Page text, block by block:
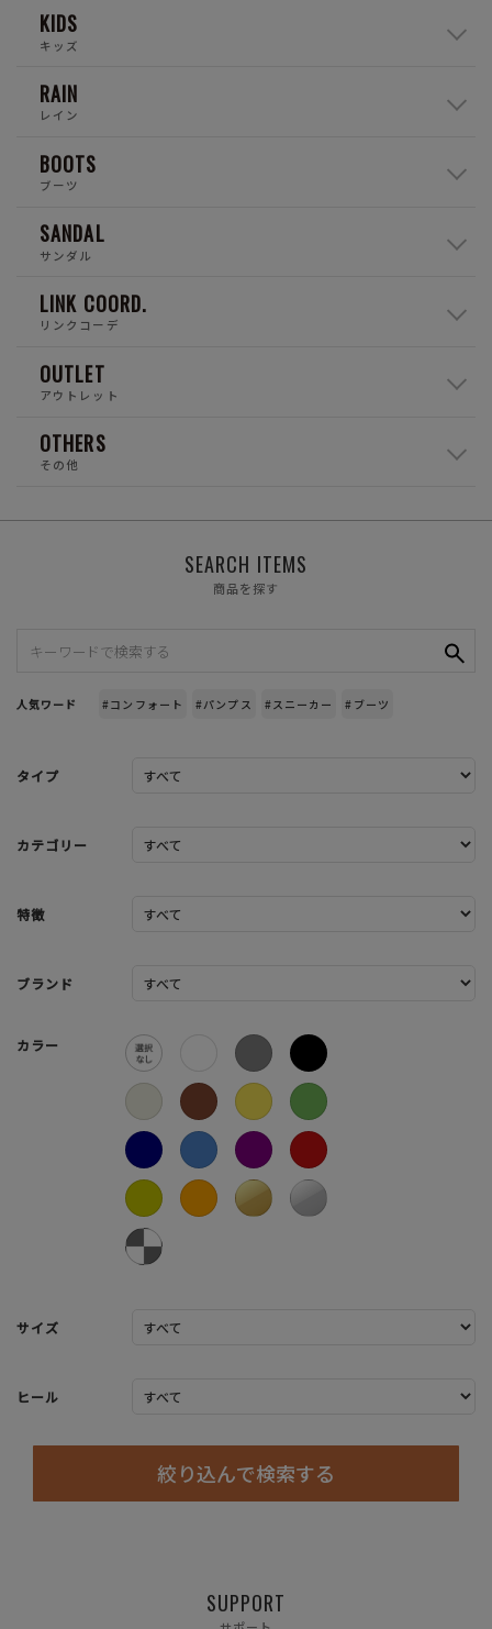
KIDS
キッズ
RAIN
レイン
BOOTS
ブーツ
SANDAL
サンダル
LINK COORD.
リンクコーデ
OUTLET
アウトレット
OTHERS
その他
SEARCH ITEMS
商品を探す
人気ワード #コンフォート #パンプス #スニーカー #ブーツ
タイプ
カテゴリー
特徴
ブランド
カラー
サイズ
ヒール
絞り込んで検索する
SUPPORT